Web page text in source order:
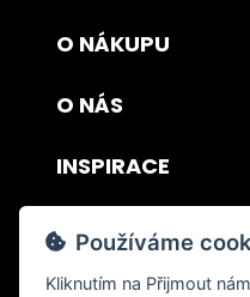
O NÁKUPU
O NÁS
INSPIRACE
DOPRAVA A
Používáme
Kliknutím na Přijmout